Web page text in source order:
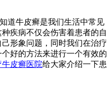
道牛皮癣是我们生活中常见
疾病不仅会伤害着患者的自
形象问题，同时我们在治疗
好的方法来进行一个有效的
皮癣医院给大家介绍一下患